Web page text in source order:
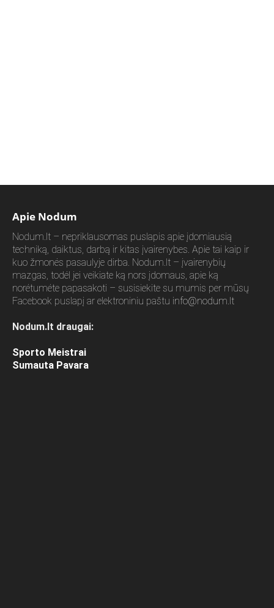
Apie Nodum
Nodum.lt – nepriklausomas puslapis apie įdomiausią
techniką, daiktus, darbą ir kitas įvairenybes. Apie tai kaip ir
kuo žmonės pasaulyje dirba. Nodum.lt – įvairenybių
mazgas, todėl jei veikiate ką nors įdomaus, apie ką
norėtumėte papasakoti – susisiekite su mumis per mūsų
Facebook puslapį ar elektroniniu paštu info@nodum.lt
Nodum.lt draugai:
Sporto Meistrai
Sumauta Pavara